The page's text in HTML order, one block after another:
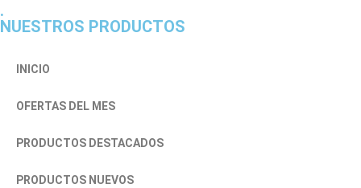
.
NUESTROS PRODUCTOS
INICIO
OFERTAS DEL MES
PRODUCTOS DESTACADOS
PRODUCTOS NUEVOS